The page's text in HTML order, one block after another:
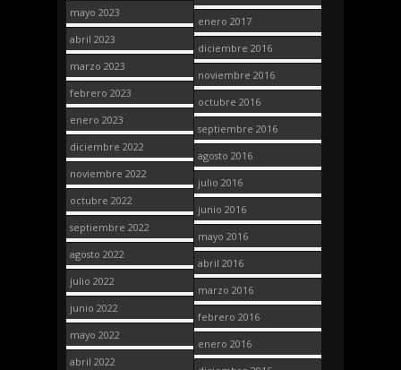
mayo 2023
abril 2023
marzo 2023
febrero 2023
enero 2023
diciembre 2022
noviembre 2022
octubre 2022
septiembre 2022
agosto 2022
julio 2022
junio 2022
mayo 2022
abril 2022
enero 2017
diciembre 2016
noviembre 2016
octubre 2016
septiembre 2016
agosto 2016
julio 2016
junio 2016
mayo 2016
abril 2016
marzo 2016
febrero 2016
enero 2016